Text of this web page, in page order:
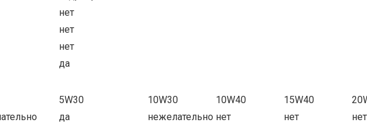
нет
нет
нет
да
5W30 10W30 10W40 15W40
да нежелательно нет нет
нет